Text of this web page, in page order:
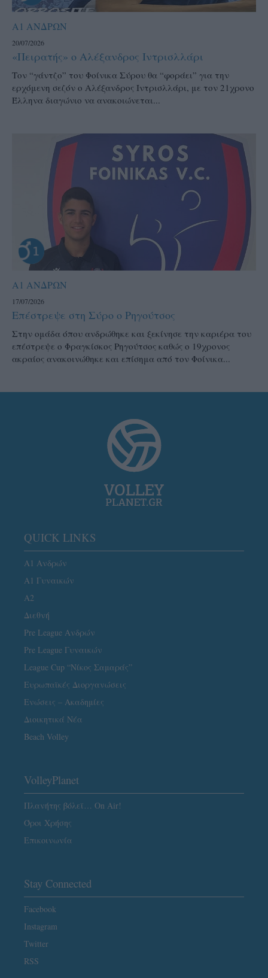
Α1 ΑΝΔΡΩΝ
20/07/2026
«Πειρατής» ο Αλέξανδρος Ιντρισλλάρι
Τον “γάντζο” του Φοίνικα Σύρου θα “φοράει” για την
ερχόμενη σεζόν ο Αλέξανδρος Ιντρισλλάρι, με τον 21χρονο
Έλληνα διαγώνιο να ανακοιώνεται...
Α1 ΑΝΔΡΩΝ
17/07/2026
Επέστρεψε στη Σύρο ο Ρηγούτσος
Στην ομάδα όπου ανδρώθηκε και ξεκίνησε την καριέρα του
επέστρεψε ο Φραγκίσκος Ρηγούτσος καθώς ο 19χρονος
ακραίος ανακοινώθηκε και επίσημα από τον Φοίνικα...
QUICK LINKS
Α1 Ανδρών
Α1 Γυναικών
A2
Διεθνή
Pre League Ανδρών
Pre League Γυναικών
League Cup “Νίκος Σαμαράς”
Ευρωπαϊκές Διοργανώσεις
Ενώσεις – Ακαδημίες
Διοικητικά Νέα
Beach Volley
VolleyPlanet
Πλανήτης βόλεϊ… On Air!
Όροι Χρήσης
Επικοινωνία
Stay Connected
Facebook
Instagram
Twitter
RSS